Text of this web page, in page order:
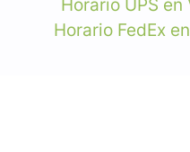
Horario UPS
Horario FedEx